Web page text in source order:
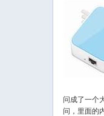
问成了一个
问，里面的